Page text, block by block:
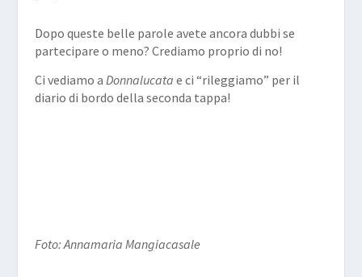
Dopo queste belle parole avete ancora dubbi se
partecipare o meno? Crediamo proprio di no!
Ci vediamo a Donnalucata e ci “rileggiamo” per il
diario di bordo della seconda tappa!
Foto: Annamaria Mangiacasale